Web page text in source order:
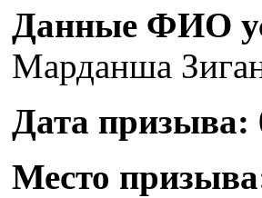
Данные ФИО
Марданша
Дата призыва:
Место